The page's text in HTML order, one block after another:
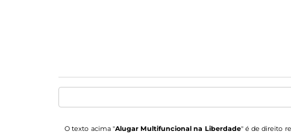
O texto acima "Alugar Multifuncional na Liberdade" é de direito